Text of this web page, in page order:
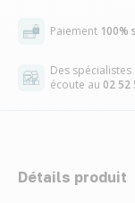
Paiement 100%
Des spécialistes
écoute au 02 52
Détails produit